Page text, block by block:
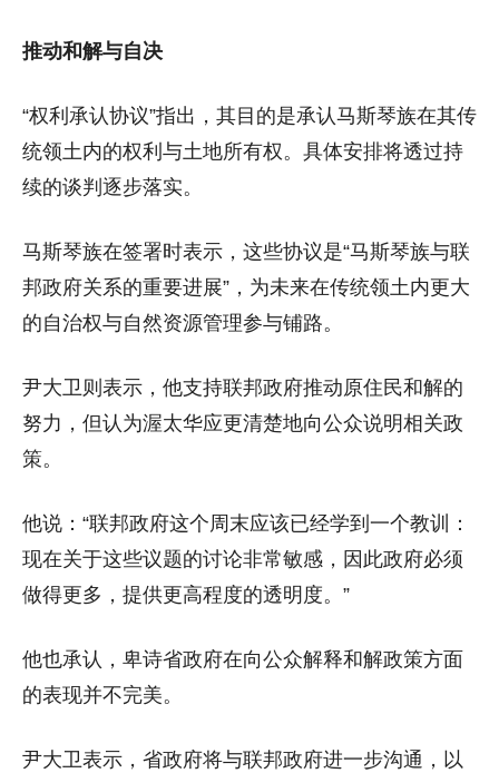
推动和解与自决
“权利承认协议”指出，其目的是承认马斯琴族在其传
统领土内的权利与土地所有权。具体安排将透过持
续的谈判逐步落实。
马斯琴族在签署时表示，这些协议是“马斯琴族与联
邦政府关系的重要进展”，为未来在传统领土内更大
的自治权与自然资源管理参与铺路。
尹大卫则表示，他支持联邦政府推动原住民和解的
努力，但认为渥太华应更清楚地向公众说明相关政
策。
他说：“联邦政府这个周末应该已经学到一个教训：
现在关于这些议题的讨论非常敏感，因此政府必须
做得更多，提供更高程度的透明度。”
他也承认，卑诗省政府在向公众解释和解政策方面
的表现并不完美。
尹大卫表示，省政府将与联邦政府进一步沟通，以